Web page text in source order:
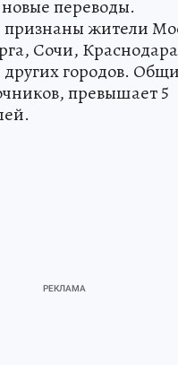
переводы.
жители
Сочи,
городов.
превышает 5